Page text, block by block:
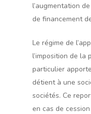
l’augmentation
de financement
Le régime de
l’imposition de la
particulier
détient à une
sociétés. Ce
en cas de